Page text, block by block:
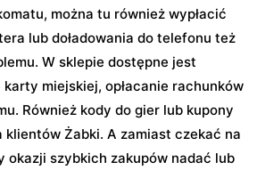
można tu również wypłacić
lub doładowania do telefonu też
W sklepie dostępne jest
karty miejskiej, opłacanie rachunków
Również kody do gier lub kupony
Żabki. A zamiast czekać na
okazji szybkich zakupów nadać lub